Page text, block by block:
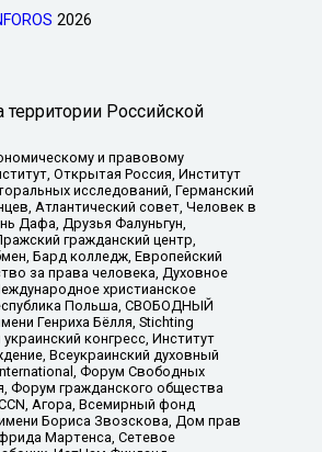
2026
Российской
и правовому
Открытая Россия, Институт
исследований, Германский
Атлантический совет, Человек в
Дафа, Друзья Фалуньгун,
гражданский центр,
Бард колледж, Европейский
за права человека, Духовное
христианское
Польша, СВОБОДНЫЙ
Генриха Бёлля, Stichting
конгресс, Институт
Всеукраинский духовный
Форум Свободных
Форум гражданского общества
Агора, Всемирный фонд
Бориса Звозскова, Дом прав
Мартенса, Сетевое